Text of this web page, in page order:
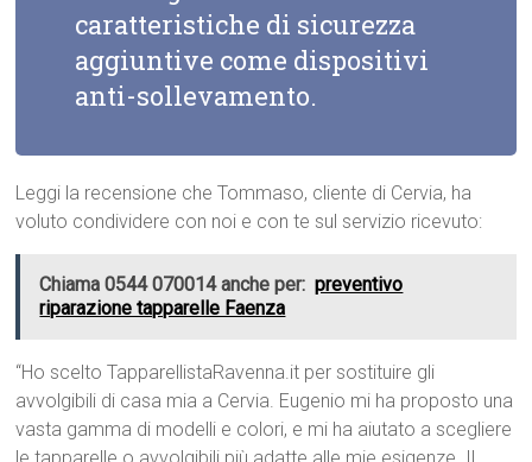
caratteristiche di sicurezza
aggiuntive come dispositivi
anti-sollevamento.
Leggi la recensione che Tommaso, cliente di Cervia, ha
voluto condividere con noi e con te sul servizio ricevuto:
Chiama 0544 070014 anche per: preventivo
riparazione tapparelle Faenza
“Ho scelto TapparellistaRavenna.it per sostituire gli
avvolgibili di casa mia a Cervia. Eugenio mi ha proposto una
vasta gamma di modelli e colori, e mi ha aiutato a scegliere